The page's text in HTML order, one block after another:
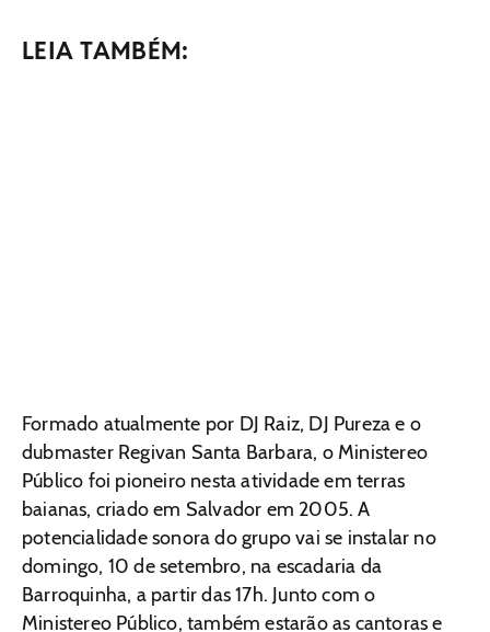
LEIA TAMBÉM:
Formado atualmente por DJ Raiz, DJ Pureza e o
dubmaster Regivan Santa Barbara, o Ministereo
Público foi pioneiro nesta atividade em terras
baianas, criado em Salvador em 2005. A
potencialidade sonora do grupo vai se instalar no
domingo, 10 de setembro, na escadaria da
Barroquinha, a partir das 17h. Junto com o
Ministereo Público, também estarão as cantoras e